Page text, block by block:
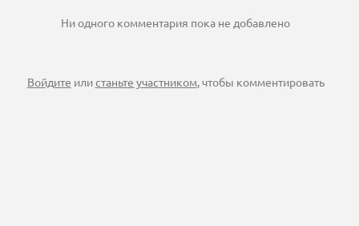
Ни одного комментария пока не добавлено
Войдите илистаньте участником, чтобы комментировать